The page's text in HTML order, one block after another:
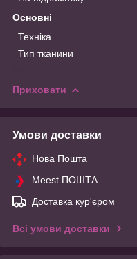
Основні
Техніка
Тип тканини
Приховати
Умови доставки
Нова Пошта
Meest ПОШТА
Доставка кур'єром
Всі умови доставки